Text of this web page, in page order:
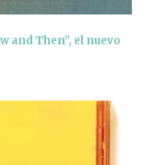
and Then”, el nuevo